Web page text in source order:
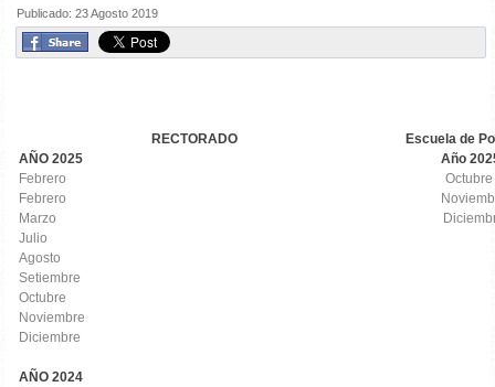
Publicado: 23 Agosto 2019
RECTORADO
Escuela de
AÑO 2025
Año
Febrero
Octubre
Febrero
Marzo
Julio
Agosto
Setiembre
Octubre
Noviembre
Diciembre
AÑO 2024